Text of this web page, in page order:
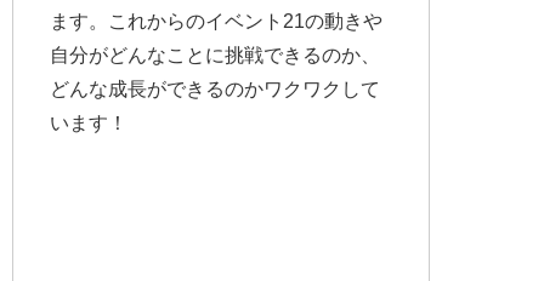
ます。これからのイベント21の動きや
自分がどんなことに挑戦できるのか、
どんな成長ができるのかワクワクして
います！